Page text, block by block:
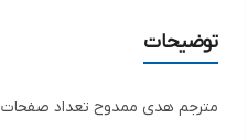
توضیحات
مترجم هدی ممدوح تعداد صفحات 176